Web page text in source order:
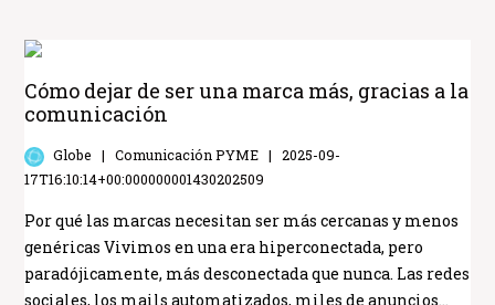
Cómo dejar de ser una marca más, gracias a la
comunicación
Globe Comunicación PYME
2025-09-
17T16:10:14+00:000000001430202509
Por qué las marcas necesitan ser más cercanas y menos
genéricas Vivimos en una era hiperconectada, pero
paradójicamente, más desconectada que nunca. Las redes
sociales, los mails automatizados, miles de anuncios…